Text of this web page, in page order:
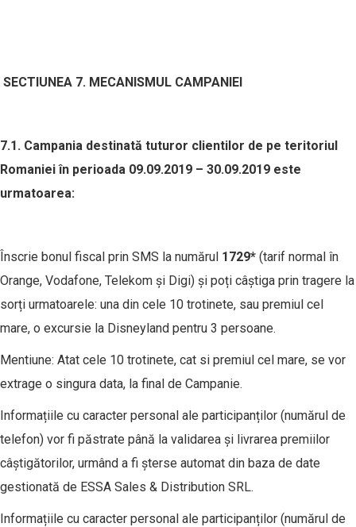
SECTIUNEA 7. MECANISMUL CAMPANIEI
7.1. Campania destinată tuturor clientilor de pe teritoriul
Romanieiîn perioada 09.09.2019 – 30.09.2019 este
urmatoarea:
Înscrie bonul fiscal prin SMS la numărul 1729* (tarif normal în
Orange, Vodafone, Telekom și Digi) și poți câștiga prin tragere la
sorți urmatoarele: una din cele 10 trotinete, sau premiul cel
mare, o excursie la Disneyland pentru 3 persoane.
Mentiune: Atat cele 10 trotinete, cat si premiul cel mare, se vor
extrage o singura data, la final de Campanie.
Informațiile cu caracter personal ale participanților (numărul de
telefon) vor fi păstrate până la validarea și livrarea premiilor
câștigătorilor, urmând a fi șterse automat din baza de date
gestionată de ESSA Sales & Distribution SRL.
Informațiile cu caracter personal ale participanților (numărul de